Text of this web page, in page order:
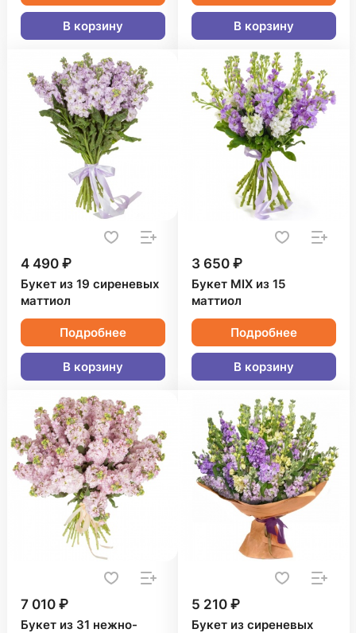
В корзину В корзину
4 490 ₽
Букет из 19 сиреневых
маттиол
Подробнее
В корзину
3 650 ₽
Букет MIX из 15
маттиол
Подробнее
В корзину
7 010 ₽
Букет из 31 нежно-
5 210 ₽
Букет из сиреневых